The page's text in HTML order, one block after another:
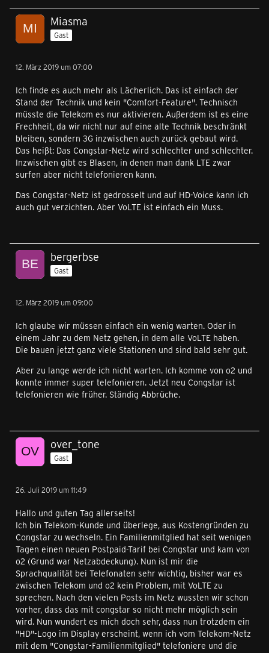
Miasma
Gast
12. März 2019 um 07:00
Ich finde es auch mehr als Lächerlich. Das ist einfach der
Stand der Technik und kein "Comfort-Feature". Technisch
müsste die Telekom es nur aktivieren. Außerdem ist es eine
Frechheit, da wir nicht nur auf eine alte Technik beschränkt
bleiben, sondern 3G inzwischen auch zurück gebaut wird.
Das heißt: Das Congstar-Netz wird schlechter und schlechter.
Inzwischen gibt es Blаsen, in denen man dank LTE zwar
surfen aber nicht telefonieren kann.
Das Congstar-Netz ist gedrosselt und auf HD-Voice kann ich
auch gut verzichten. Aber VoLTE ist einfach ein Muss.
bergerbse
Gast
12. März 2019 um 09:00
Ich glaube wir müssen einfach ein wenig warten. Oder in
einem Jahr zu dem Netz gehen, in dem alle VoLTE haben.
Die bauen jetzt ganz viele Stationen und sind bald sehr gut.
Aber zu lange werde ich nicht warten. Ich komme von o2 und
konnte immer super telefonieren. Jetzt neu Congstar ist
telefonieren wie früher. Ständig Abbrüche.
over_tone
Gast
26. Juli 2019 um 11:49
Hallo und guten Tag allerseits!
Ich bin Telekom-Kunde und überlege, aus Kostengründen zu
Congstar zu wechseln. Ein Familienmitglied hat seit wenigen
Tagen einen neuen Postpaid-Tarif bei Congstar und kam von
o2 (Grund war Netzabdeckung). Nun ist mir die
Sprachqualität bei Telefonaten sehr wichtig, bisher war es
zwischen Telekom und o2 kein Problem, mit VoLTE zu
sprechen. Nach den vielen Posts im Netz wussten wir schon
vorher, dass das mit congstar so nicht mehr möglich sein
wird. Nun wundert es mich doch sehr, dass nun trotzdem ein
"HD"-Logo im Display erscheint, wenn ich vom Telekom-Netz
mit dem "Congstar-Familienmitglied" telefoniere und die